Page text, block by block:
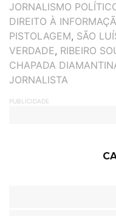
JORNALISMO
DIREITO À
PISTOLAGEM, SÃO
VERDADE, RIBEIRO
CHAPADA
JORNALISTA
PUBLICIDADE